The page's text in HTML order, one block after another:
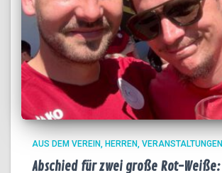
AUS DEM VEREIN HERREN VERANSTALTUNGEN
Abschied für zwei große Rot-Weiße: